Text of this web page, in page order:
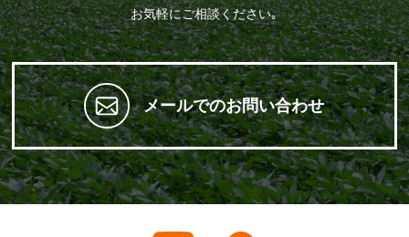
お気軽にご相談ください｡
メールでのお問い合わせ